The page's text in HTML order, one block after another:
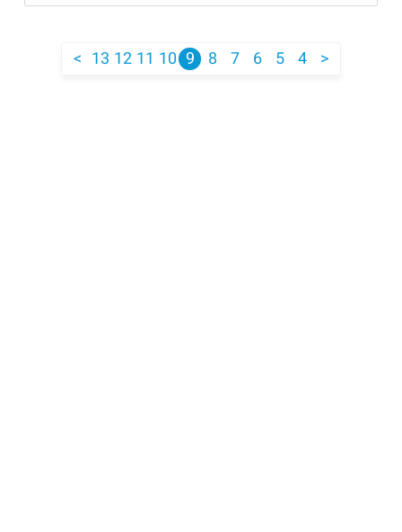
>
4
5
6
7
8
9
10
11
12
13
<